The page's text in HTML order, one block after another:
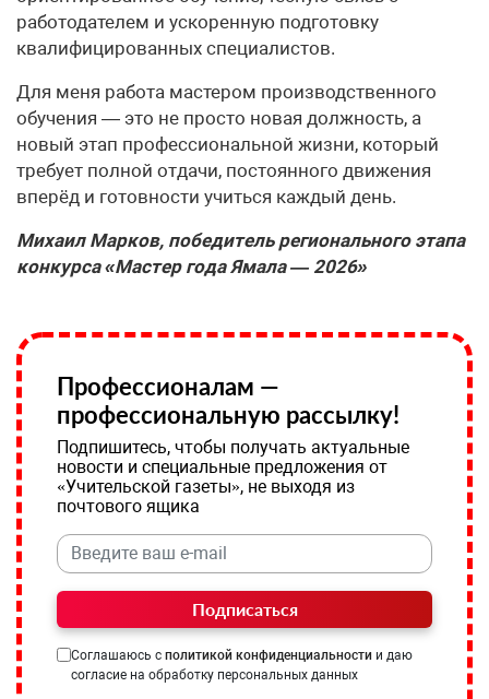
работодателем и ускоренную подготовку
квалифицированных специалистов.
Для меня работа мастером производственного
обучения — это не просто новая должность, а
новый этап профессиональной жизни, который
требует полной отдачи, постоянного движения
вперёд и готовности учиться каждый день.
Михаил Марков, победитель регионального этапа
конкурса «Мастер года Ямала — 2026»
Профессионалам —
профессиональную рассылку!
Подпишитесь, чтобы получать актуальные
новости и специальные предложения от
«Учительской газеты», не выходя из
почтового ящика
Подписаться
Соглашаюсь с политикой конфиденциальности и даю
согласие на обработку персональных данных